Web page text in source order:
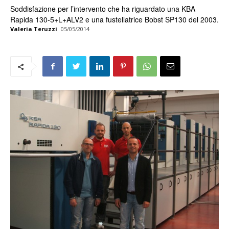
Soddisfazione per l’intervento che ha riguardato una KBA
Rapida 130-5+L+ALV2 e una fustellatrice Bobst SP130 del 2003.
Valeria Teruzzi 05/05/2014